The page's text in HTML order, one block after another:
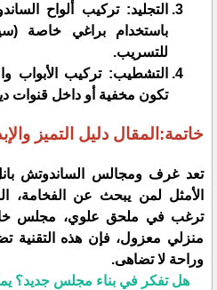
​التجليد: تركيب ألواح
باستخدام براغي خاصة
للتسريب.
​التشطيب: تركيب الأبواب
تكون مخفية أو داخل قنوات
​خاتمة:المقال دليل التميز
الأمثل لمن يبحث عن الفخامة،
ترغب في ملحق علوي، مجلس
منزلي معزول، فإن هذه التقنية
وراحة لا تضاهى.
​هل تفكر في بناء مجلس جديد؟